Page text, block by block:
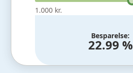
1.000 kr.
Besparelse:
22.99 %